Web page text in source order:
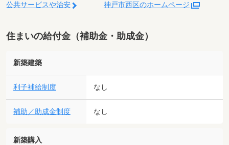
公共サービスや治安 神戸市西区のホームページ
住まいの給付金（補助金・助成金）
新築建築
利子補給制度 なし
補助／助成金制度 なし
新築購入